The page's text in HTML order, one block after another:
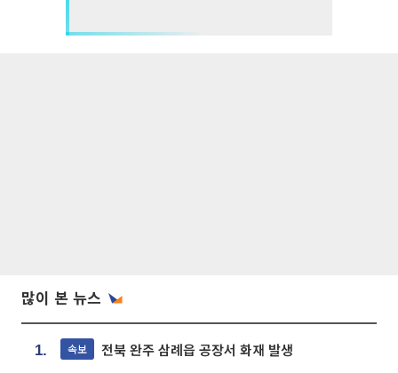
많이 본 뉴스
1. 속보 전북 완주 삼례읍 공장서 화재 발생